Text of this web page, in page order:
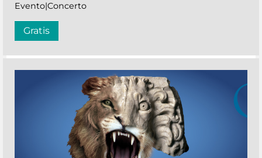
Evento|Concerto
Gratis